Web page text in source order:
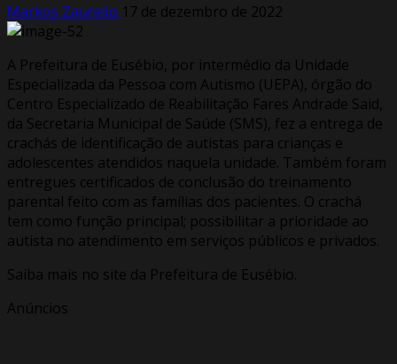
Markos Zaurelio 17 de dezembro de 2022
A Prefeitura de Eusébio, por intermédio da Unidade
Especializada da Pessoa com Autismo (UEPA), órgão do
Centro Especializado de Reabilitação Fares Andrade Said,
da Secretaria Municipal de Saúde (SMS), fez a entrega de
crachás de identificação de autistas para crianças e
adolescentes atendidos naquela unidade. Também foram
entregues certificados de conclusão do treinamento
parental feito com as famílias dos pacientes. O crachá
tem como função principal; possibilitar a prioridade ao
autista no atendimento em serviços públicos e privados.
Saiba mais no site da Prefeitura de Eusébio.
Anúncios